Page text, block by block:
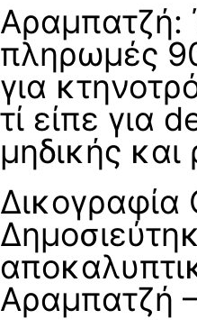
Αραμπατζή:
πληρωμές
για
τί είπε για
μηδικής και
Αραμπατζή